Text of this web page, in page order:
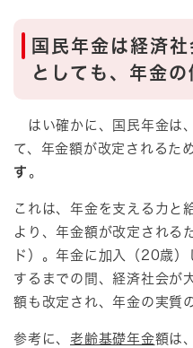
国民年金は経済
としても、年金
はい確かに、国民年金は
て、年金額が改定されるため
す 。
これは、年金を支える力と
より、年金額が改定される
ド）。年金に加入（20歳）
するまでの間、経済社会が
額も改定され、年金の実質
参考に、 老齢基礎年金額は